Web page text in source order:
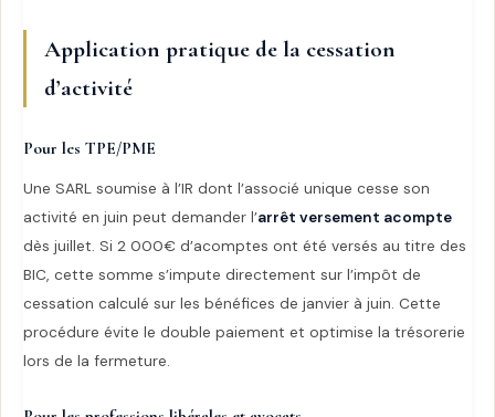
Application pratique de la cessation
d’activité
Pour les TPE/PME
Une SARL soumise à l’IR dont l’associé unique cesse son
activité en juin peut demander l’arrêt versement acompte
dès juillet. Si 2 000€ d’acomptes ont été versés au titre des
BIC, cette somme s’impute directement sur l’impôt de
cessation calculé sur les bénéfices de janvier à juin. Cette
procédure évite le double paiement et optimise la trésorerie
lors de la fermeture.